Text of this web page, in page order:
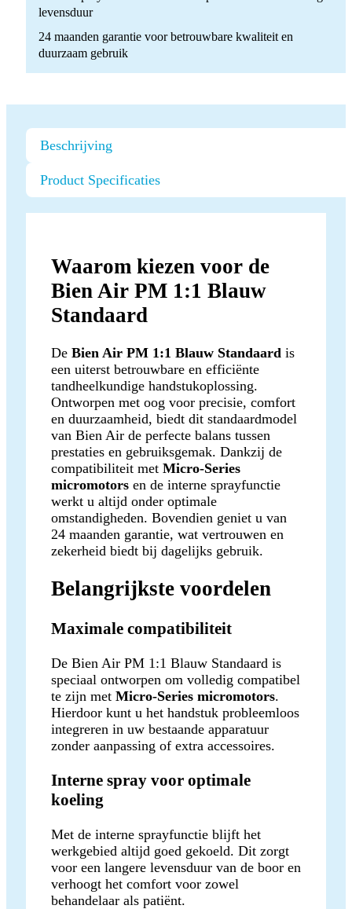
levensduur
24 maanden garantie voor betrouwbare kwaliteit en
duurzaam gebruik
Beschrijving
Product Specificaties
Waarom kiezen voor de
Bien Air PM 1:1 Blauw
Standaard
De Bien Air PM 1:1 Blauw Standaard is
een uiterst betrouwbare en efficiënte
tandheelkundige handstukoplossing.
Ontworpen met oog voor precisie, comfort
en duurzaamheid, biedt dit standaardmodel
van Bien Air de perfecte balans tussen
prestaties en gebruiksgemak. Dankzij de
compatibiliteit met Micro-Series
micromotors en de interne sprayfunctie
werkt u altijd onder optimale
omstandigheden. Bovendien geniet u van
24 maanden garantie, wat vertrouwen en
zekerheid biedt bij dagelijks gebruik.
Belangrijkste voordelen
Maximale compatibiliteit
De Bien Air PM 1:1 Blauw Standaard is
speciaal ontworpen om volledig compatibel
te zijn met Micro-Series micromotors.
Hierdoor kunt u het handstuk probleemloos
integreren in uw bestaande apparatuur
zonder aanpassing of extra accessoires.
Interne spray voor optimale
koeling
Met de interne sprayfunctie blijft het
werkgebied altijd goed gekoeld. Dit zorgt
voor een langere levensduur van de boor en
verhoogt het comfort voor zowel
behandelaar als patiënt.